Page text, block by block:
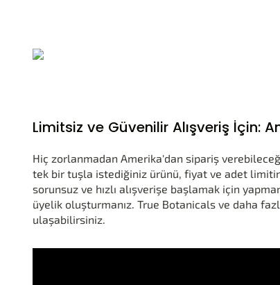
Limitsiz ve Güvenilir Alışveriş İçin:
Hiç zorlanmadan Amerika'dan sipariş
tek bir tuşla istediğiniz ürünü, fiyat ve adet
sorunsuz ve hızlı alışverişe başlamak için
üyelik oluşturmanız. True Botanicals ve daha
ulaşabilirsiniz.